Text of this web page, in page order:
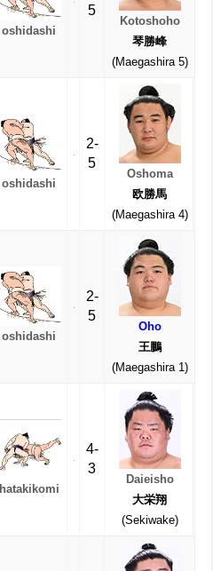
oshidashi
5
Kotoshoho
琴勝峰
(Maegashira 5)
oshidashi
2-
5
Oshoma
欧勝馬
(Maegashira 4)
oshidashi
2-
5
Oho
王鵬
(Maegashira 1)
hatakikomi
4-
3
Daieisho
大栄翔
(Sekiwake)